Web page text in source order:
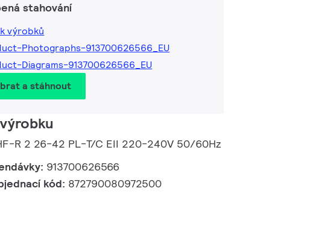
stahování
výrobků
Photographs-913700626566_EU
Diagrams-913700626566_EU
a stáhnout
R 2 26-42 PL-T/C EII 220-240V 50/60Hz
913700626566
kód: 872790080972500